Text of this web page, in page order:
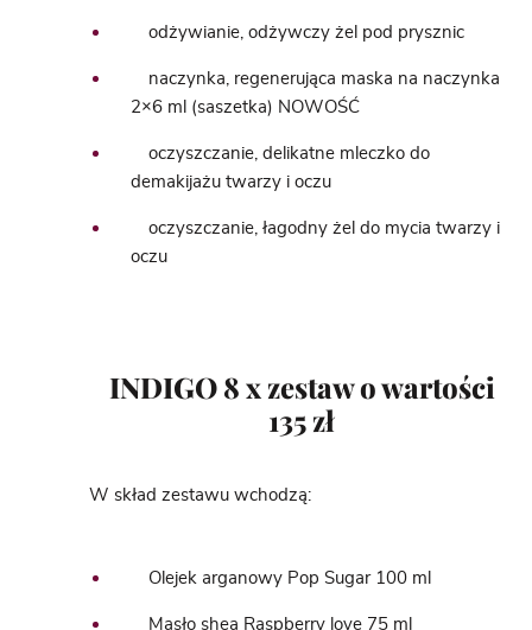
odżywianie, odżywczy żel pod prysznic
naczynka, regenerująca maska na naczynka
2×6 ml (saszetka) NOWOŚĆ
oczyszczanie, delikatne mleczko do
demakijażu twarzy i oczu
oczyszczanie, łagodny żel do mycia twarzy i
oczu
INDIGO 8 x zestaw o wartości
135 zł
W skład zestawu wchodzą:
Olejek arganowy Pop Sugar 100 ml
Masło shea Raspberry love 75 ml